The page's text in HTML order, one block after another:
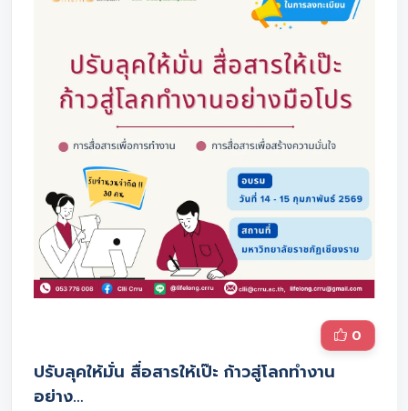
0
ปรับลุคให้มั่น สื่อสารให้เป๊ะ ก้าวสู่โลกทำงาน
อย่าง…